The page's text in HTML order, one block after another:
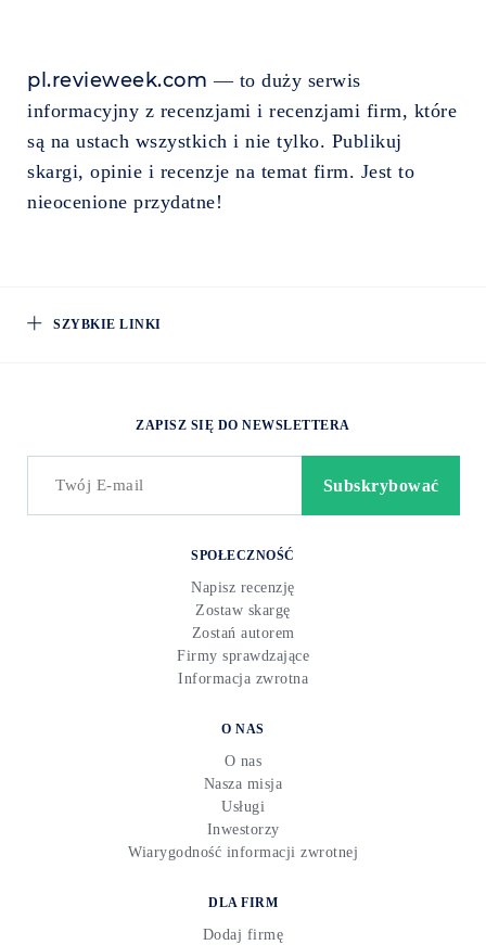
pl.revieweek.com — to duży serwis
informacyjny z recenzjami i recenzjami firm, które
są na ustach wszystkich i nie tylko. Publikuj
skargi, opinie i recenzje na temat firm. Jest to
nieocenione przydatne!
SZYBKIE LINKI
SPOŁECZNOŚĆ
Napisz recenzję
Zostaw skargę
Zostań autorem
Firmy sprawdzające
Informacja zwrotna
O NAS
O nas
Nasza misja
Usługi
Inwestorzy
Wiarygodność informacji zwrotnej
DLA FIRM
Dodaj firmę
ZAPISZ SIĘ DO NEWSLETTERA